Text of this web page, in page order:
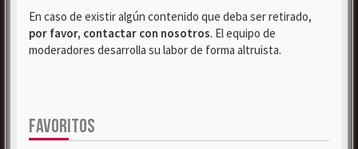
En caso de existir algún contenido que deba ser retirado,
por favor, contactar con nosotros. El equipo de
moderadores desarrolla su labor de forma altruista.
FAVORITOS